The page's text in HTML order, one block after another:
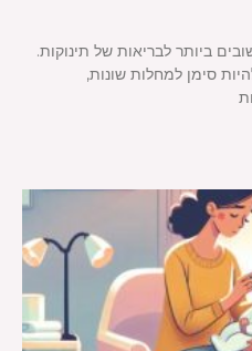
ביותר לבריאות של תינוקות.
סימן למחלות שונות,